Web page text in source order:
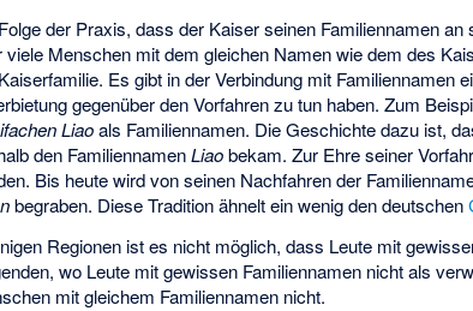
der Praxis, dass der Kaiser seinen Familiennamen
viele Menschen mit dem gleichen Namen wie dem des
Es gibt in der Verbindung mit Familiennamen
gegenüber den Vorfahren zu tun haben. Zum
Liaoals Familiennamen. Die Geschichte dazu ist,
den FamiliennamenLiaobekam. Zur Ehre seiner
Bis heute wird von seinen Nachfahren der
begraben. Diese Tradition ähnelt ein wenig den deutschen
Regionen ist es nicht möglich, dass Leute mit
wo Leute mit gewissen Familiennamen nicht als
mit gleichem Familiennamen nicht.